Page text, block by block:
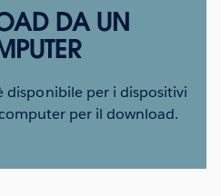
DA UN
disponibile per i dispositivi
per il download.